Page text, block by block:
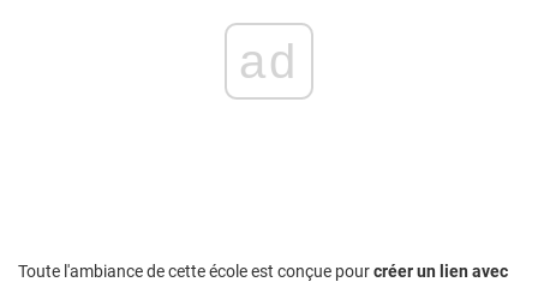
ad
Toute l'ambiance de cette école est conçue pourcréer un lien avec